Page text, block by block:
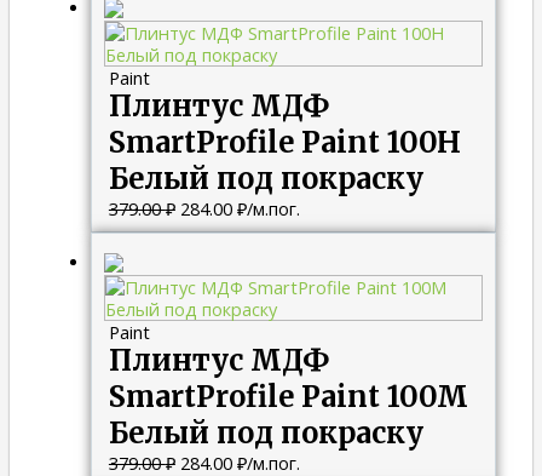
Paint
Плинтус МДФ
SmartProfile Paint 100H
Белый под покраску
379.00₽
составляла
379.00 ₽.
284.00 ₽
284.00 ₽.
/м.пог.
Paint
Плинтус МДФ
SmartProfile Paint 100M
Белый под покраску
379.00₽
составляла
379.00 ₽.
284.00 ₽
284.00 ₽.
/м.пог.